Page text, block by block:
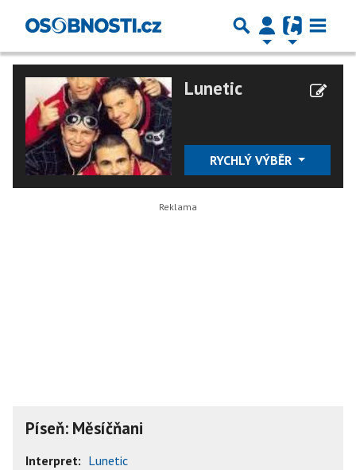
Lunetic
RYCHLÝ VÝBĚR
Píseň: Měsíčňani
Interpret: Lunetic